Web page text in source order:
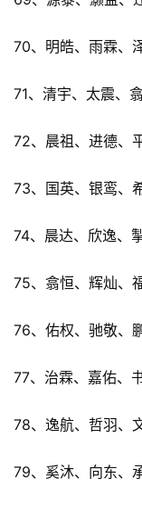
70、明皓、雨霖、
71、清宇、太震、
72、晨祖、进德、
73、国英、银鸾、
74、晨达、欣逸、
75、翕恒、辉灿、
76、佑权、驰敬、
77、治霖、嘉佑、
78、逸航、哲羽、
79、奚沐、向东、